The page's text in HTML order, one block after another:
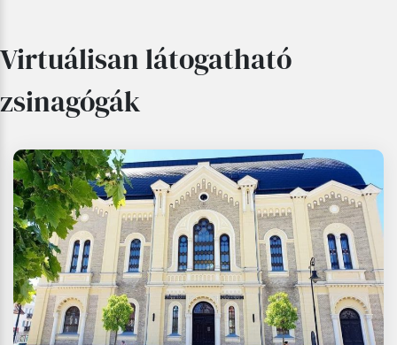
Virtuálisan látogatható
zsinagógák